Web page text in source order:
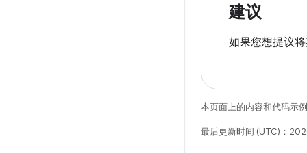
建议
如果您想提议
本页面上的内容和代码示
最后更新时间 (UTC)：